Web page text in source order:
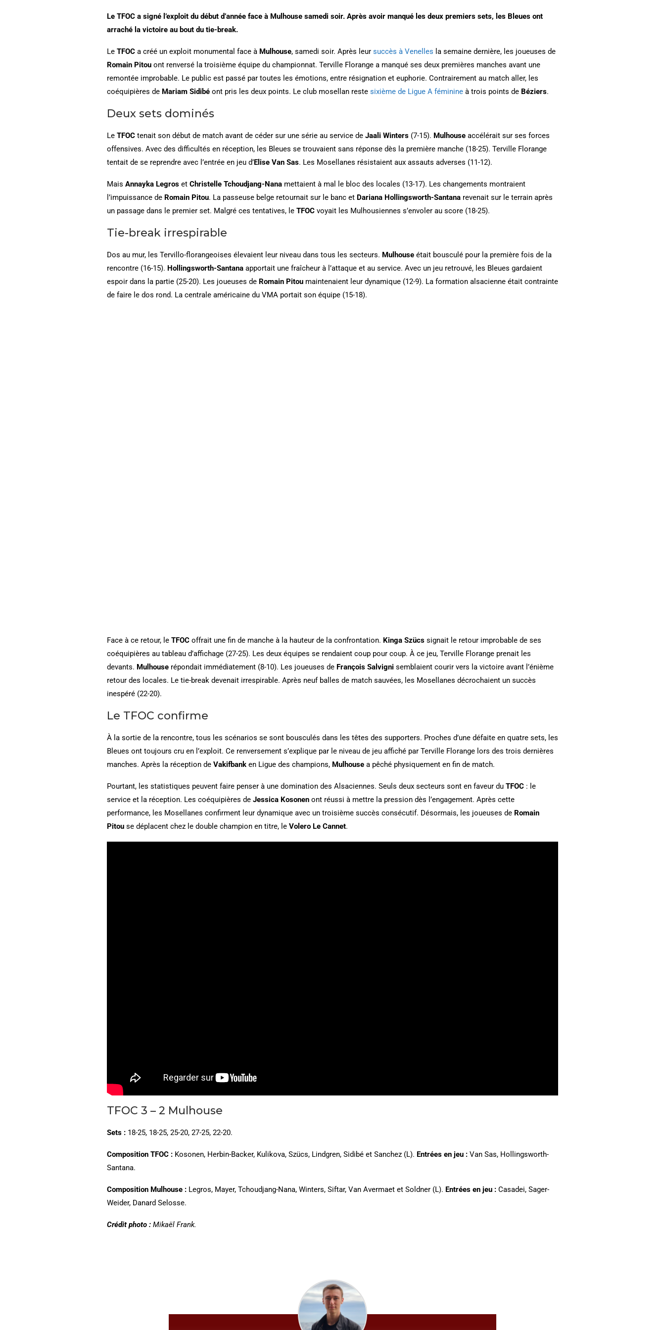
Le TFOC a signé l’exploit du début d’année face à Mulhouse samedi soir. Après avoir manqué les deux premiers sets, les Bleues ont
arraché la victoire au bout du tie-break.
Le TFOC a créé un exploit monumental face à Mulhouse, samedi soir. Après leur succès à Venelles la semaine dernière, les joueuses de
Romain Pitou ont renversé la troisième équipe du championnat. Terville Florange a manqué ses deux premières manches avant une
remontée improbable. Le public est passé par toutes les émotions, entre résignation et euphorie. Contrairement au match aller, les
coéquipières de Mariam Sidibé ont pris les deux points. Le club mosellan reste sixième de Ligue A féminine à trois points de Béziers.
Deux sets dominés
Le TFOC tenait son début de match avant de céder sur une série au service de Jaali Winters (7-15). Mulhouse accélérait sur ses forces
offensives. Avec des difficultés en réception, les Bleues se trouvaient sans réponse dès la première manche (18-25). Terville Florange
tentait de se reprendre avec l’entrée en jeu d’Elise Van Sas. Les Mosellanes résistaient aux assauts adverses (11-12).
Mais Annayka Legros et Christelle Tchoudjang-Nana mettaient à mal le bloc des locales (13-17). Les changements montraient
l’impuissance de Romain Pitou. La passeuse belge retournait sur le banc et Dariana Hollingsworth-Santana revenait sur le terrain après
un passage dans le premier set. Malgré ces tentatives, le TFOC voyait les Mulhousiennes s’envoler au score (18-25).
Tie-break irrespirable
Dos au mur, les Tervillo-florangeoises élevaient leur niveau dans tous les secteurs. Mulhouse était bousculé pour la première fois de la
rencontre (16-15). Hollingsworth-Santana apportait une fraîcheur à l’attaque et au service. Avec un jeu retrouvé, les Bleues gardaient
espoir dans la partie (25-20). Les joueuses de Romain Pitou maintenaient leur dynamique (12-9). La formation alsacienne était contrainte
de faire le dos rond. La centrale américaine du VMA portait son équipe (15-18).
Face à ce retour, le TFOC offrait une fin de manche à la hauteur de la confrontation. Kinga Szücs signait le retour improbable de ses
coéquipières au tableau d’affichage (27-25). Les deux équipes se rendaient coup pour coup. À ce jeu, Terville Florange prenait les
devants. Mulhouse répondait immédiatement (8-10). Les joueuses de François Salvigni semblaient courir vers la victoire avant l’énième
retour des locales. Le tie-break devenait irrespirable. Après neuf balles de match sauvées, les Mosellanes décrochaient un succès
inespéré (22-20).
Le TFOC confirme
À la sortie de la rencontre, tous les scénarios se sont bousculés dans les têtes des supporters. Proches d’une défaite en quatre sets, les
Bleues ont toujours cru en l’exploit. Ce renversement s’explique par le niveau de jeu affiché par Terville Florange lors des trois dernières
manches. Après la réception de Vakifbank en Ligue des champions, Mulhouse a pêché physiquement en fin de match.
Pourtant, les statistiques peuvent faire penser à une domination des Alsaciennes. Seuls deux secteurs sont en faveur du TFOC : le
service et la réception. Les coéquipières de Jessica Kosonen ont réussi à mettre la pression dès l’engagement. Après cette
performance, les Mosellanes confirment leur dynamique avec un troisième succès consécutif. Désormais, les joueuses de Romain
Pitou se déplacent chez le double champion en titre, le Volero Le Cannet.
TFOC 3 – 2 Mulhouse
Sets : 18-25, 18-25, 25-20, 27-25, 22-20.
Composition TFOC : Kosonen, Herbin-Backer, Kulikova, Szücs, Lindgren, Sidibé et Sanchez (L). Entrées en jeu : Van Sas, Hollingsworth-
Santana.
Composition Mulhouse : Legros, Mayer, Tchoudjang-Nana, Winters, Siftar, Van Avermaet et Soldner (L). Entrées en jeu : Casadei, Sager-
Weider, Danard Selosse.
Crédit photo : Mikaël Frank.